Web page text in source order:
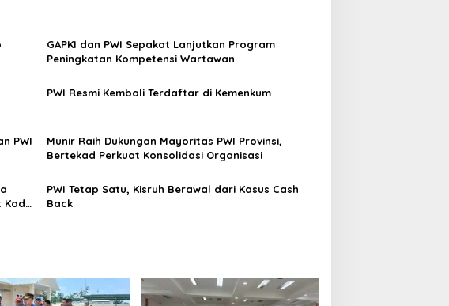
GAPKI dan PWI Sepakat Lanjutkan Program
Peningkatan Kompetensi Wartawan
PWI Resmi Kembali Terdaftar di Kemenkum
PWI
Munir Raih Dukungan Mayoritas PWI Provinsi,
Bertekad Perkuat Konsolidasi Organisasi
Kode
PWI Tetap Satu, Kisruh Berawal dari Kasus Cash
Back